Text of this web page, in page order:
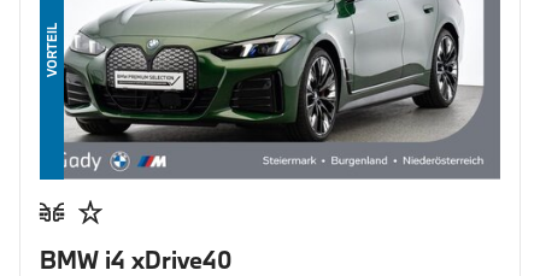
VORTEIL
BMW i4 xDrive40